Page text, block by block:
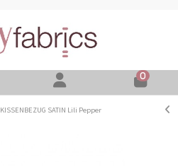
0
KISSENBEZUG SATIN Lili Pepper